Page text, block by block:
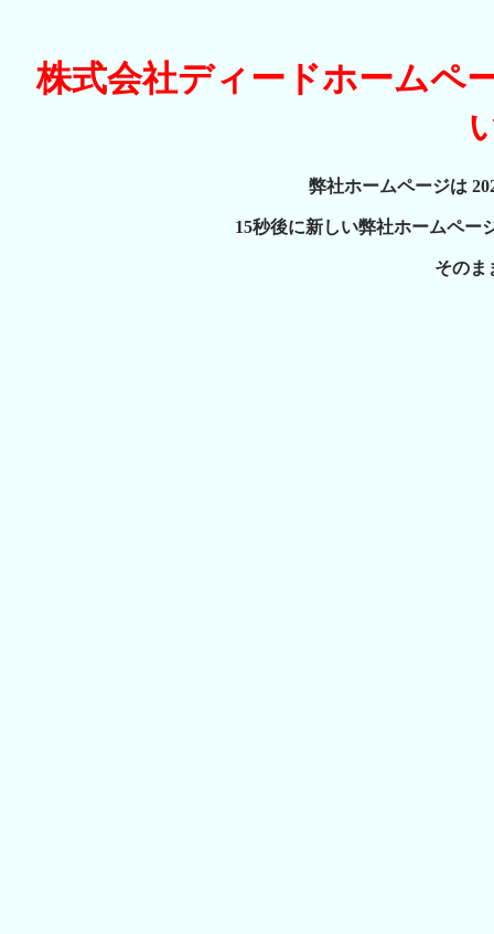
株式会社ディードホームペ
弊社ホームページは
15秒後に新しい弊社ホームペー
そのま